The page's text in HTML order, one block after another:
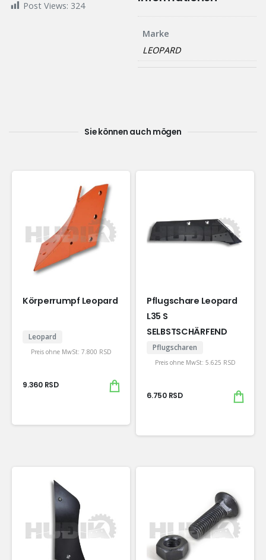
Post Views: 324
Marke
LEOPARD
Sie können auch mögen
Körperrumpf Leopard
Leopard
Preis ohne MwSt: 7.800 RSD
9.360 RSD
Pflugschare Leopard
L35 S
SELBSTSCHÄRFEND
Pflugscharen
Preis ohne MwSt: 5.625 RSD
6.750 RSD